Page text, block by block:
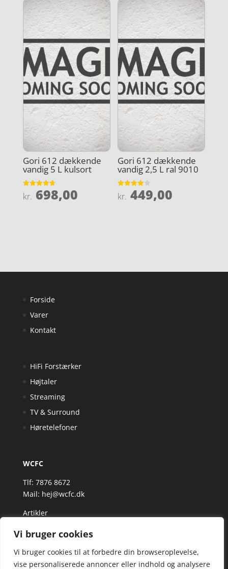
Vi bruger cookies
Vi bruger cookies til at forbedre din browseroplevelse,
vise personaliserede annoncer eller indhold og analysere
Gori 612 dækkende
vandig 5 L kulsort
Vurderet
4.7
kr. 698,00
Gori 612 dækkende
vandig 2,5 L ral 9010
Vurderet
3.9
kr. 449,00
Forside
Varer
Kontakt
HiFi Forstærker
Højtaler
Streaming
TV & Surround
Høretelefoner
WCFC
Tlf: 7876 8672
Mail: hej@wcfc.dk
Artikler